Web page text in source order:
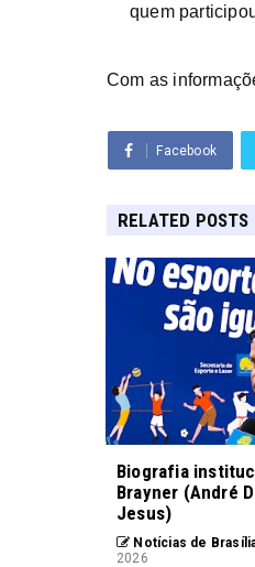
quem
Com as
Facebook
RELATED POSTS
Biografia
Brayner (André
Jesus)
Notícias de
2026